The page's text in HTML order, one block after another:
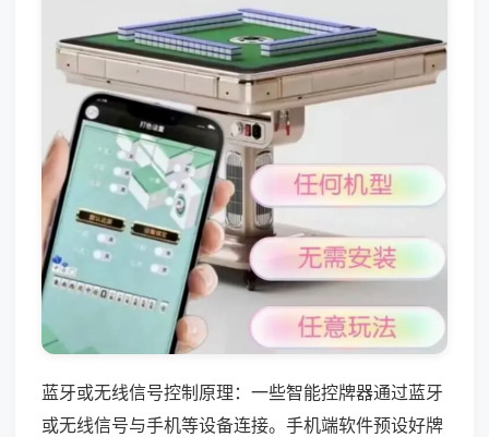
蓝牙或无线信号控制原理：一些智能控牌器通过蓝牙
或无线信号与手机等设备连接。手机端软件预设好牌